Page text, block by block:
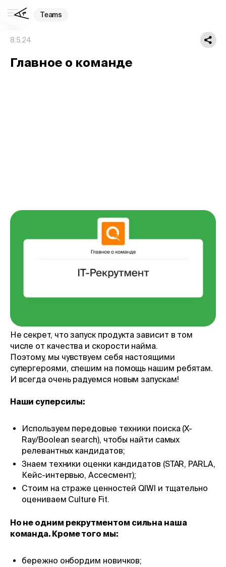
Teams
8.5.24
Главное о команде
Наша команда из 9 человек — мы
QIWI. Обычно пополняем ряды таких
Big Data, ISEC, продуктовый офис и
Не секрет, что запуск продукта зависит в том
числе от качества и скорости найма.
Поэтому, мы чувствуем себя настоящими
супергероями, спешим на помощь нашим ребятам.
И всегда очень радуемся новым запускам!
Наши суперсилы:
Используем передовые техники поиска (X-
Ray/Boolean search), чтобы найти самых
релевантных кандидатов;
Знаем техники оценки кандидатов (STAR, PARLA,
Кейс-интервью, Ассесмент);
Стоим на страже ценностей QIWI и тщательно
оцениваем Culture Fit.
Но не одним рекрутментом сильна наша
команда. Кроме того мы:
бережно онбордим новичков;